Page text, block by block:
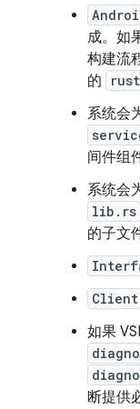
成。如
构建流
的
系统会
间件组
系统会
lib.rs
的子文
Client
如果
断提供